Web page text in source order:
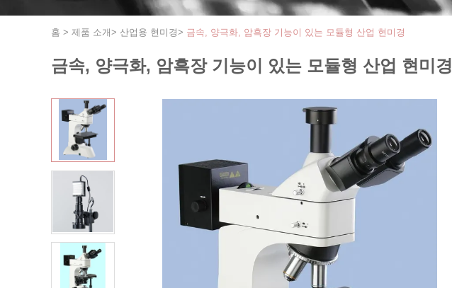
홈 > 제품 소개> 산업용 현미경> 금속, 양극화, 암흑장 기능이 있는 모듈형 산업 현미경
금속, 양극화, 암흑장 기능이 있는 모듈형 산업 현미경